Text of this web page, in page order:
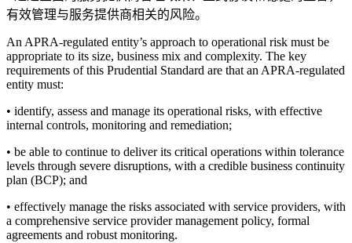
有效管理与服务提供商相关的风险。
An APRA-regulated entity’s approach to operational risk must be
appropriate to its size, business mix and complexity. The key
requirements of this Prudential Standard are that an APRA-regulated
entity must:
• identify, assess and manage its operational risks, with effective
internal controls, monitoring and remediation;
• be able to continue to deliver its critical operations within tolerance
levels through severe disruptions, with a credible business continuity
plan (BCP); and
• effectively manage the risks associated with service providers, with
a comprehensive service provider management policy, formal
agreements and robust monitoring.